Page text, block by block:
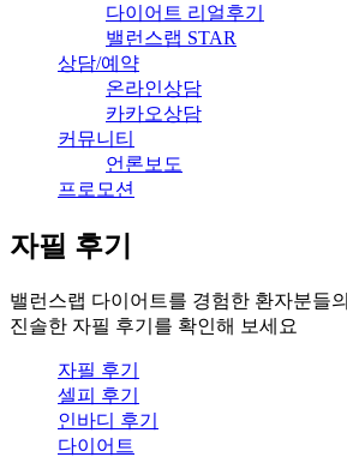
다이어트 리얼후기
밸런스랩 STAR
상담/예약
온라인상담
카카오상담
커뮤니티
언론보도
프로모션
자필 후기
밸런스랩 다이어트를 경험한 환자분들의
진솔한 자필 후기를 확인해 보세요
자필 후기
셀피 후기
인바디 후기
다이어트